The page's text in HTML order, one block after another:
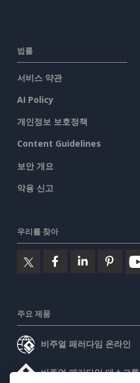
법률
서비스 약관
AI Policy
개인정보 보호정책
Content Guidelines
보안 개요
악용 신고
우리를 찾아
주요 제품
비주얼 패러다임 온라인
비주얼 패러다임 데스크톱